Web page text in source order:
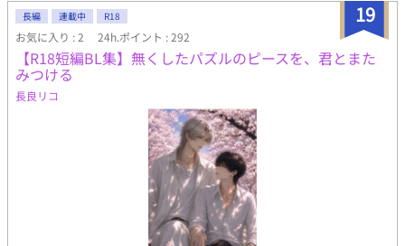
を絆して甘やかして成立するCPでしたね。 『未熟で一途な年下童
貞 × 性的に搾取され続け自分の人権すら見失ってる年上』 我が家
にはこのパターンのCPが他にもいて、 『殺殺』のメインCPのギ
リル×師範と、 『聖女の俺』の蒼×セリクがこのパターンです。
年下は自分の未熟さに打ちのめされつつも、年上のために大人に
なろうと懸命に足掻いて、 年上はこんな自分は彼に相応しくない
と身を引こうとするものの、 最終的には年下にがっつり捕まっ
て、気付けば逃げられなくなっているという……。 最初は年下の
方が体格が小さくて、 最終的には体格逆転するのも3CPで共通で
すね。 『殺殺』の場合は年下が拾われっ子で、純粋に成長して体
格逆転、 『聖女の俺』はゲート移動における身体再構成で、 今作
の場合は子竜が封印解除して人化、と理由は様々ですが。 気にな
った方は以下からどうぞ。 どちらも年下が今作よりずっと執着強
めです(笑) 師範を殺したくない俺（勇者）と、弟子に殺されたい
19
長編 連載中 R18
お気に入り : 2 24h.ポイント : 292
【R18短編BL集】無くしたパズルのピースを、君とまた
みつける
長良リコ